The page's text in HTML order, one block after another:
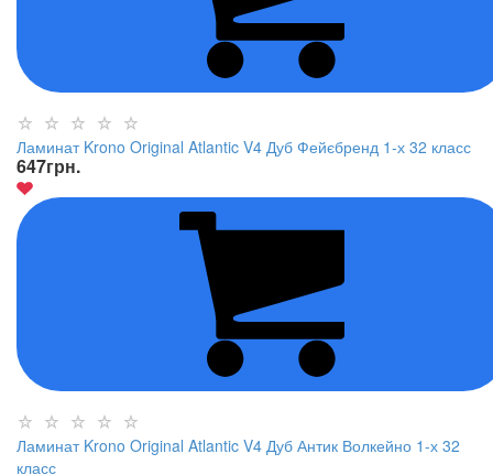
Ламинат Krono Original Atlantic V4 Дуб Фейєбренд 1-х 32 класс
647грн.
Ламинат Krono Original Atlantic V4 Дуб Антик Волкейно 1-х 32
класс